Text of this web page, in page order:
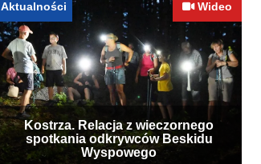
Aktualności Wideo
Kostrza. Relacja z wieczornego
spotkania odkrywców Beskidu
Wyspowego